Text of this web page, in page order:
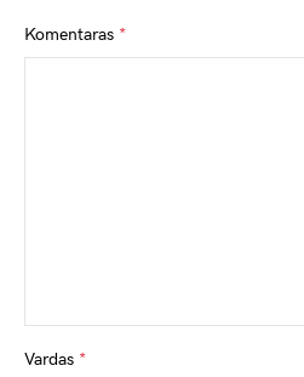
Komentaras *
Vardas *